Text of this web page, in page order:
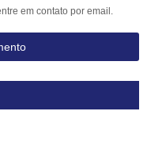
em contato por email.